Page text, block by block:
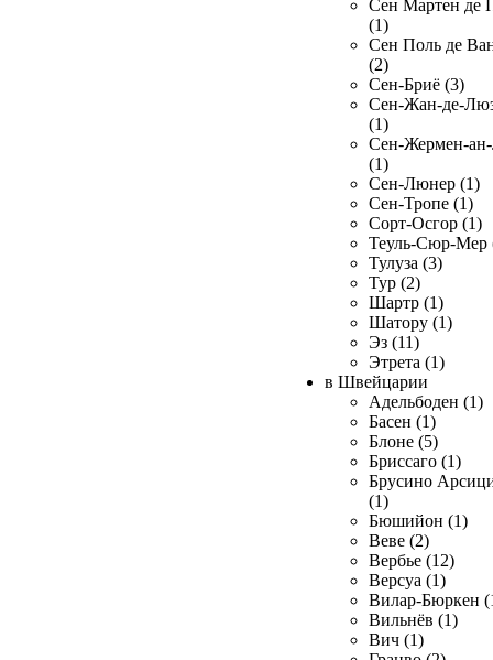
Сен Мартен де
(1)
Сен Поль де
(2)
Сен-Бриё (3)
Сен-Жан-де-
(1)
Сен-Жермен-
(1)
Сен-Люнер (1)
Сен-Тропе (1)
Сорт-Осгор (1)
Теуль-Сюр-Мер
Тулуза (3)
Тур (2)
Шартр (1)
Шатору (1)
Эз (11)
Этрета (1)
в Швейцарии
Адельбоден (1)
Басен (1)
Блоне (5)
Бриссаго (1)
Брусино
(1)
Бюшийон (1)
Веве (2)
Вербье (12)
Версуа (1)
Вилар-Бюркен
Вильнёв (1)
Вич (1)